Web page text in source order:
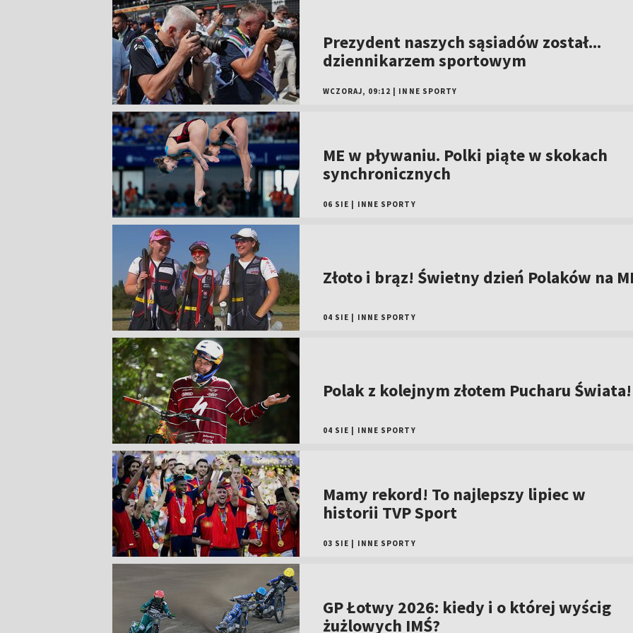
Prezydent naszych sąsiadów został...
dziennikarzem sportowym
WCZORAJ, 09:12 INNE SPORTY
ME w pływaniu. Polki piąte w skokach
synchronicznych
06 SIE INNE SPORTY
Złoto i brąz! Świetny dzień Polaków na
04 SIE INNE SPORTY
Polak z kolejnym złotem Pucharu Świata!
04 SIE INNE SPORTY
Mamy rekord! To najlepszy lipiec w
historii TVP Sport
03 SIE INNE SPORTY
GP Łotwy 2026: kiedy i o której wyścig
żużlowych IMŚ?